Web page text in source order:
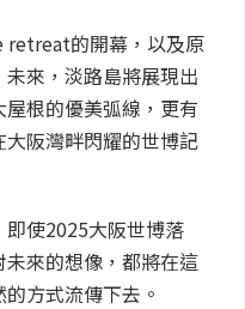
retreat的開幕，以及原
來，淡路島將展現出
根的優美弧線，更有
阪灣畔閃耀的世博記
使2025大阪世博落
來的想像，都將在這
方式流傳下去。